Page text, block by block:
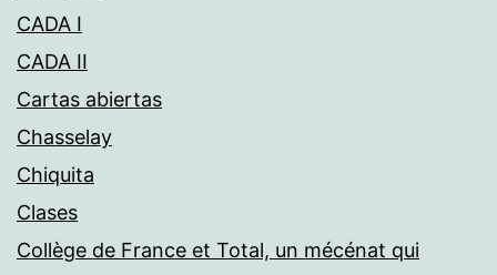
CADA I
CADA II
Cartas abiertas
Chasselay
Chiquita
Clases
Collège de France et Total, un mécénat qui